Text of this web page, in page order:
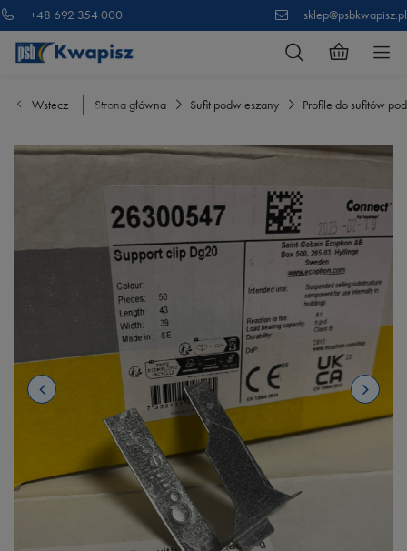
+48 692 354 000 sklep@psbkwapisz.pl
Wstecz Strona główna Sufit podwieszany Profile do sufitów